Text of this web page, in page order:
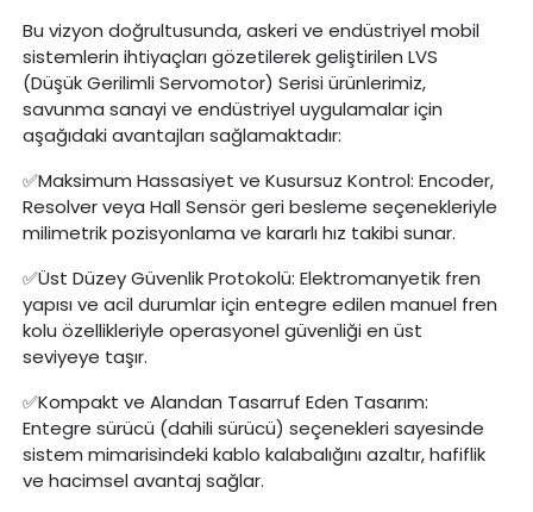
Bu vizyon doğrultusunda, askeri ve endüstriyel mobil
sistemlerin ihtiyaçları gözetilerek geliştirilen LVS
(Düşük Gerilimli Servomotor) Serisi ürünlerimiz,
savunma sanayi ve endüstriyel uygulamalar için
aşağıdaki avantajları sağlamaktadır:
✅Maksimum Hassasiyet ve Kusursuz Kontrol: Encoder,
Resolver veya Hall Sensör geri besleme seçenekleriyle
milimetrik pozisyonlama ve kararlı hız takibi sunar.
✅Üst Düzey Güvenlik Protokolü: Elektromanyetik fren
yapısı ve acil durumlar için entegre edilen manuel fren
kolu özellikleriyle operasyonel güvenliği en üst
seviyeye taşır.
✅Kompakt ve Alandan Tasarruf Eden Tasarım:
Entegre sürücü (dahili sürücü) seçenekleri sayesinde
sistem mimarisindeki kablo kalabalığını azaltır, hafiflik
ve hacimsel avantaj sağlar.